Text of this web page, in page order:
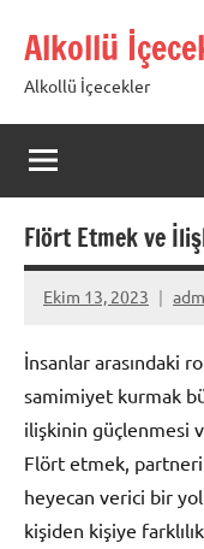
geçAlkollü
Alkollü İçecekler
Flört Etmek ve
Ekim 13, 2023
İnsanlar arasındaki
samimiyet kurmak
ilişkinin güçlenmesi
Flört etmek,
heyecan verici bir
kişiden kişiye